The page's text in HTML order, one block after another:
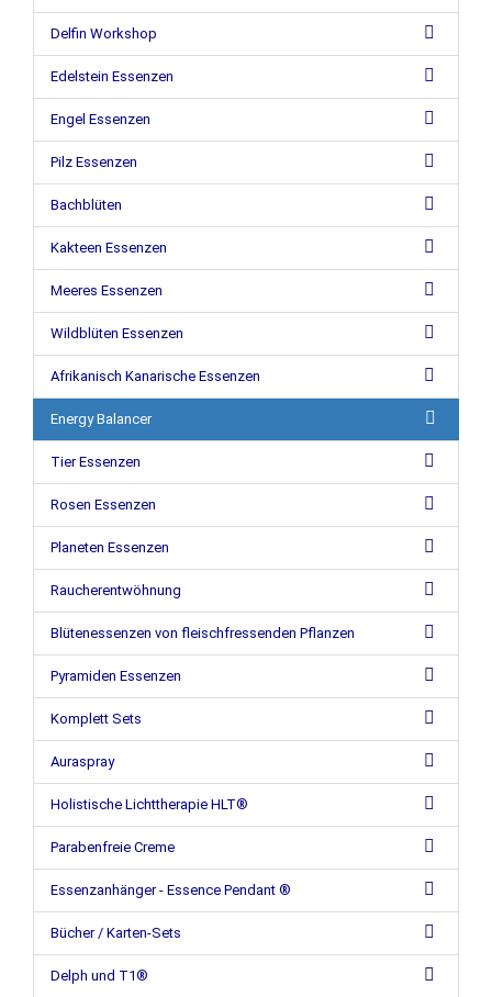
Delfin Workshop
Edelstein Essenzen
Engel Essenzen
Pilz Essenzen
Bachblüten
Kakteen Essenzen
Meeres Essenzen
Wildblüten Essenzen
Afrikanisch Kanarische Essenzen
Energy Balancer
Tier Essenzen
Rosen Essenzen
Planeten Essenzen
Raucherentwöhnung
Blütenessenzen von fleischfressenden Pflanzen
Pyramiden Essenzen
Komplett Sets
Auraspray
Holistische Lichttherapie HLT®
Parabenfreie Creme
Essenzanhänger - Essence Pendant ®
Bücher / Karten-Sets
Delph und T1®